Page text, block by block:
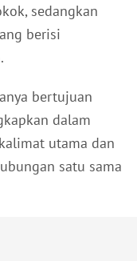
sedangkan
berisi
bertujuan
dalam
utama dan
satu sama